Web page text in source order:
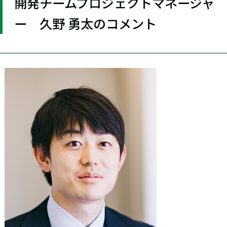
ー 久野 勇太のコメント